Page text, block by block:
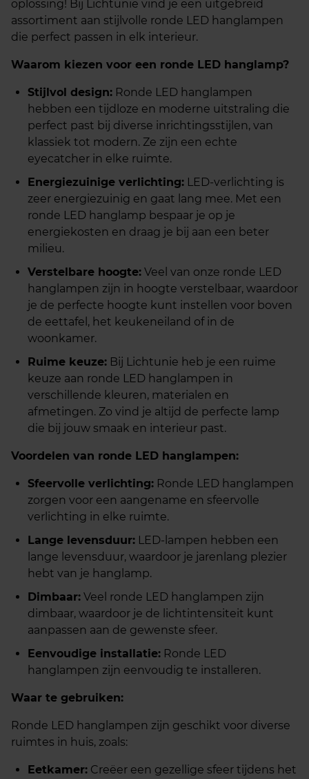
oplossing! Bij Lichtunie vind je een uitgebreid
assortiment aan stijlvolle ronde LED hanglampen
die perfect passen in elk interieur.
Waarom kiezen voor een ronde LED hanglamp?
Stijlvol design: Ronde LED hanglampen
hebben een tijdloze en moderne uitstraling die
perfect past bij diverse inrichtingsstijlen, van
klassiek tot modern. Ze zijn een echte
eyecatcher in elke ruimte.
Energiezuinige verlichting: LED-verlichting is
zeer energiezuinig en gaat lang mee. Met een
ronde LED hanglamp bespaar je op je
energiekosten en draag je bij aan een beter
milieu.
Verstelbare hoogte: Veel van onze ronde LED
hanglampen zijn in hoogte verstelbaar, waardoor
je de perfecte hoogte kunt instellen voor boven
de eettafel, het keukeneiland of in de
woonkamer.
Ruime keuze: Bij Lichtunie heb je een ruime
keuze aan ronde LED hanglampen in
verschillende kleuren, materialen en
afmetingen. Zo vind je altijd de perfecte lamp
die bij jouw smaak en interieur past.
Voordelen van ronde LED hanglampen:
Sfeervolle verlichting: Ronde LED hanglampen
zorgen voor een aangename en sfeervolle
verlichting in elke ruimte.
Lange levensduur: LED-lampen hebben een
lange levensduur, waardoor je jarenlang plezier
hebt van je hanglamp.
Dimbaar: Veel ronde LED hanglampen zijn
dimbaar, waardoor je de lichtintensiteit kunt
aanpassen aan de gewenste sfeer.
Eenvoudige installatie: Ronde LED
hanglampen zijn eenvoudig te installeren.
Waar te gebruiken:
Ronde LED hanglampen zijn geschikt voor diverse
ruimtes in huis, zoals:
Eetkamer: Creëer een gezellige sfeer tijdens het